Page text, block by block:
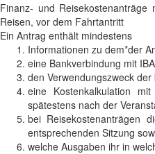
Finanz- und
Reisen, vor dem Fahrtantritt
Ein Antrag enthält mindestens
Informationen zu dem*der
eine Bankverbindung mit
den Verwendungszweck
eine Kostenkalkulation
spätestens nach der
bei Reisekostenanträgen
entsprechenden Sitzung
welche Ausgaben ihr in